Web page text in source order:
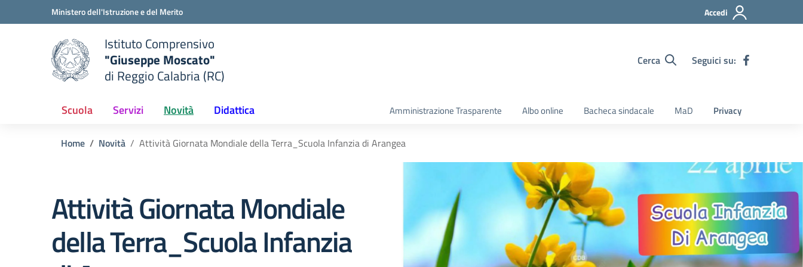
Vai ai contenuti
Vai al menu di navigazioneMinistero dell'Istruzione e del Merito Accedi
scuola
Istituto Comprensivo
"Giuseppe Moscato"
di Reggio Calabria (RC)
Cerca Seguici su:
Scuola Servizi Novità Didattica Amministrazione Trasparente Albo online Bacheca sindacale MaD Privacy
Home Novità Attività Giornata Mondiale della Terra_Scuola Infanzia di Arangea
Attività Giornata Mondiale
della Terra_Scuola Infanzia